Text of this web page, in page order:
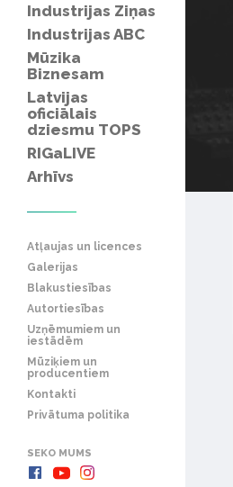
Industrijas Ziņas
Industrijas ABC
Mūzika
Biznesam
Latvijas
oficiālais
dziesmu TOPS
RIGaLIVE
Arhīvs
Atļaujas un licences
Galerijas
Blakustiesības
Autortiesības
Uzņēmumiem un
iestādēm
Mūziķiem un
producentiem
Kontakti
Privātuma politika
SEKO MUMS